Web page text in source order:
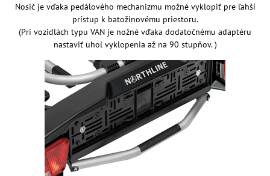
Nosič je vďaka pedálového mechanizmu možné vyklopiť pre ľahší
prístup k batožinovému priestoru.
(Pri vozidlách typu VAN je nožné vďaka dodatočnému adaptéru
nastaviť uhol vyklopenia až na 90 stupňov. )